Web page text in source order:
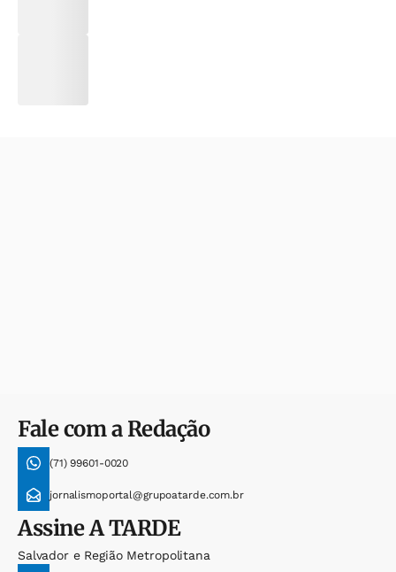
Fale com a Redação
(71) 99601-0020
jornalismoportal@grupoatarde.com.br
AssineA TARDE
Salvador e Região Metropolitana